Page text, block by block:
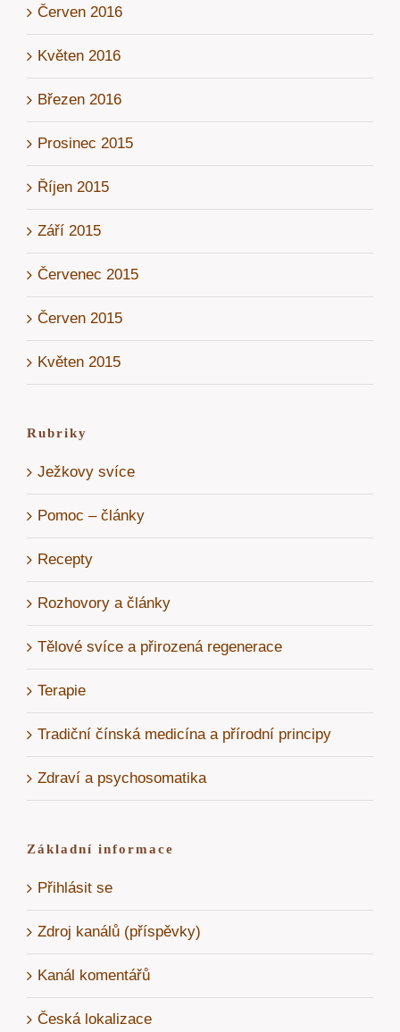
Červen 2016
Květen 2016
Březen 2016
Prosinec 2015
Říjen 2015
Září 2015
Červenec 2015
Červen 2015
Květen 2015
Rubriky
Ježkovy svíce
Pomoc – články
Recepty
Rozhovory a články
Tělové svíce a přirozená regenerace
Terapie
Tradiční čínská medicína a přírodní principy
Zdraví a psychosomatika
Základní informace
Přihlásit se
Zdroj kanálů (příspěvky)
Kanál komentářů
Česká lokalizace